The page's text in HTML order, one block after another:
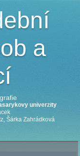
a
univerzity
Šárka Zahrádková